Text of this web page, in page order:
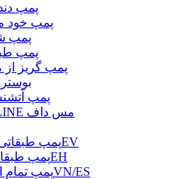
پمپ
پمپ
پمپ
پمپ
پمپ گریز
پمپ
پمپ خطی INLINE مس داف
پمپ طبقاتی عمودی استیلEV
پمپ طبقاتی افقی استیلEH
پمپ تمام استیل مستغرقVN/ES